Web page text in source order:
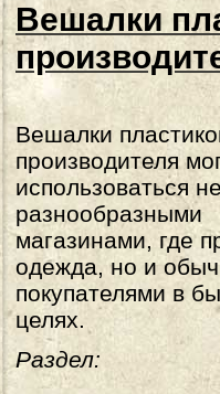
Вешалки
Вешалки
производителя
использоваться
разнообразными
магазинами, где
одежда, но и
покупателями в
целях.
Раздел: